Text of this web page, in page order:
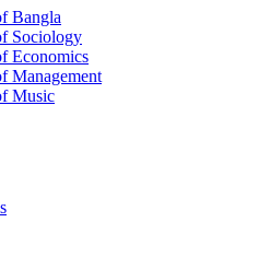
Bangla
Sociology
Economics
Management
Music